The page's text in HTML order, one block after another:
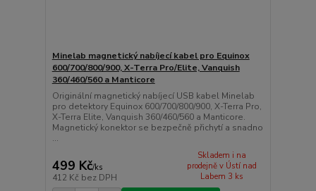
Minelab magnetický nabíjecí kabel pro Equinox
600/700/800/900, X-Terra Pro/Elite, Vanquish
360/460/560 a Manticore
Originální magnetický nabíjecí USB kabel Minelab
pro detektory Equinox 600/700/800/900, X-Terra Pro,
X-Terra Elite, Vanquish 360/460/560 a Manticore.
Magnetický konektor se bezpečně přichytí a snadno
...
499 Kč/ks
412 Kč bez DPH
Skladem i na
prodejně v Ústí nad
Labem 3 ks